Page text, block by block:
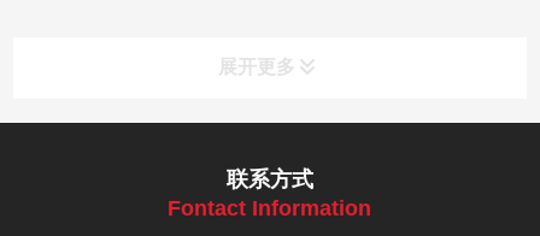
展开更多
联系方式
Fontact Information